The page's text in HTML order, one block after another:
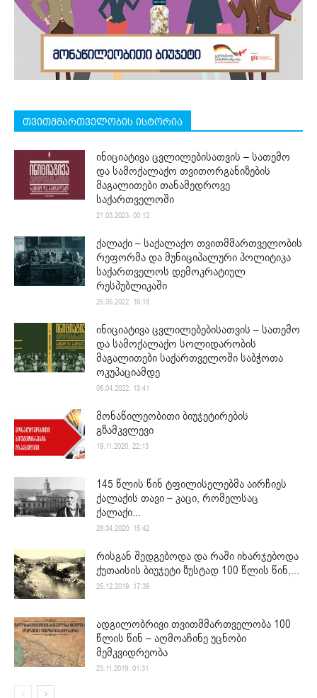
თვითმმართველობის ისტორია
ინიციატივა ცვლილებისათვის – სათემო
და სამოქალაქო თვითორგანიზების
მაგალითები თანამედროვე
საქართველოში
21.03.2023. 00:12
ქალაქი – საქალაქო თვითმმართველობის
რეფორმა და მუნიციპალური პოლიტიკა
საქართველოს დემოკრატიულ
რესპუბლიკაში
25.05.2022. 16:18
ინიციატივა ცვლილებებისათვის – სათემო
და სამოქალაქო სოლიდარობის
მაგალითები საქართველოში საბჭოთა
ოკუპაციამდე
05.04.2022. 13:41
მონაწილეობითი ბიუჯეტირების
გზამკვლევი
19.11.2020. 22:13
145 წლის წინ ტფილისელებმა აირჩიეს
ქალაქის თავი – კაცი, რომელსაც
ქალაქი...
28.04.2020. 15:42
რისგან შედგებოდა და რაში იხარჯებოდა
ქუთაისის ბიუჯეტი ზუსტად 100 წლის წინ,...
25.12.2019. 17:39
ადგილობრივი თვითმმართველობა 100
წლის წინ – აღმოაჩინე უცნობი
მემკვიდრეობა
23.11.2019. 01:31